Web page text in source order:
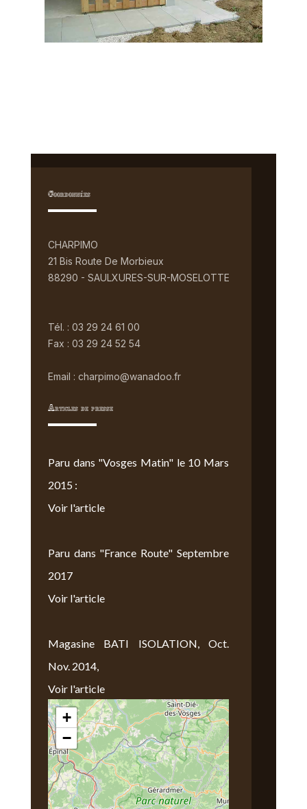
Coordonnées
CHARPIMO
21 Bis Route De Morbieux
88290 - SAULXURES-SUR-MOSELOTTE
Tél. : 03 29 24 61 00
Fax : 03 29 24 52 54
Email : charpimo@wanadoo.fr
Articles de presse
Paru dans "Vosges Matin" le 10 Mars
2015 :
Voir l'article
Paru dans "France Route" Septembre
2017
Voir l'article
Magasine BATI ISOLATION, Oct.
Nov. 2014,
Voir l'article
Nous Trouver
+
−